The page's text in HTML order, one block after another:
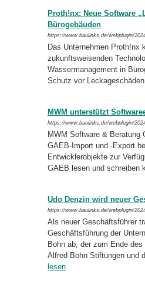
Proth!nx: Neue Software
Bürogebäuden
https://www.baulinks.de/webplugin/
Das Unternehmen Proth!nx
zukunftsweisenden
Wassermanagement in
Schutz vor
MWM unterstützt
https://www.baulinks.de/webplugin/
MWM Software &
GAEB-Import und -Export
Entwicklerobjekte zur
GAEB lesen und schreiben
Udo Denzin wird neuer
https://www.baulinks.de/webplugin/
Als neuer Geschäftsführer
Geschäftsführung der
Bohn ab, der zum Ende
Alfred Bohn Stiftungen und
lesen